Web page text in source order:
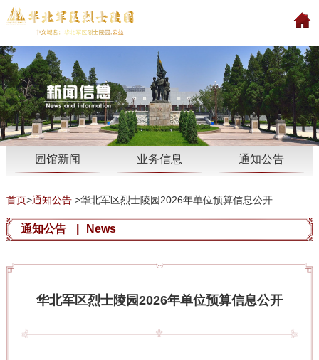
园馆新闻 业务信息 通知公告
首页>通知公告>华北军区烈士陵园2026年单位预算信息公开
通知公告 News
华北军区烈士陵园2026年单位预算信息公开